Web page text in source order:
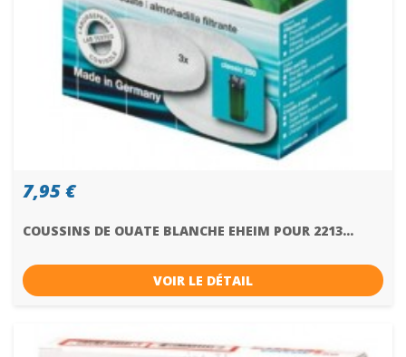
7,95 €
COUSSINS DE OUATE BLANCHE EHEIM POUR 2213...
VOIR LE DÉTAIL